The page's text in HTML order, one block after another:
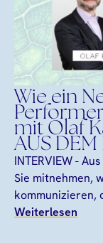
Wie ein
mit Olaf
AUS
INTERVIEW -
Sie mitnehmen,
kommunizieren,
Weiterlesen